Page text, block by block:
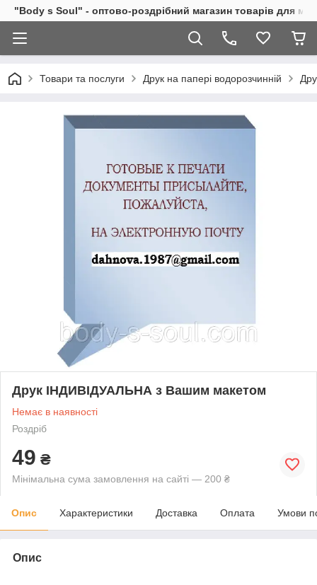
"Body s Soul" - оптово-роздрібний магазин товарів для
Товари та послуги Друк на папері водорозчинній
Друк ІНДИВІДУАЛЬНА з Вашим макетом
Немає в наявності
Роздріб
49 ₴
Мінімальна сума замовлення на сайті — 200 ₴
Опис Характеристики Доставка Оплата Умови
Опис